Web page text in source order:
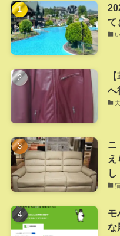
て
へ
ニ
え
し
猫
モ
な